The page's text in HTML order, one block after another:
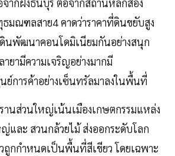
มณฑลสาย4 คาดว่าราคาที่ดินขยับสูง
นพัฒนาคอนโดมิเนียมกันอย่างสนุก
ายามีความเจริญอย่างมากมี
ย์การค้าอย่างเซ็นทรัลมาลงในพื้นที่
นส่วนใหญ่เน้นเมืองเกษตกรรมแหล่ง
และ สวนกล้วยไม้ ส่งออกระดับโลก
ถูกกำหนดเป็นพื้นที่สีเขียว โดยเฉพาะ